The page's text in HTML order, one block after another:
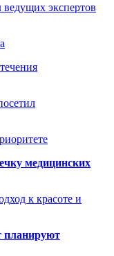
экспертов
медицинских
к красоте и
планируют